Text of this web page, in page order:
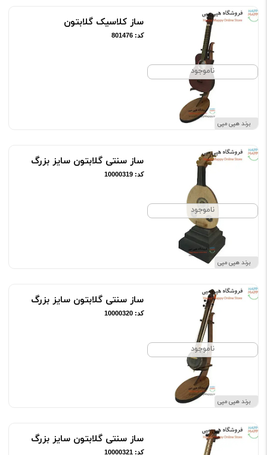
ناموجود
برند هپی مپی
ساز کلاسیک گلابتون
کد: 801476
ناموجود
برند هپی مپی
ساز سنتی گلابتون سایز بزرگ
کد: 10000319
ناموجود
برند هپی مپی
ساز سنتی گلابتون سایز بزرگ
کد: 10000320
ساز سنتی گلابتون سایز بزرگ
کد: 10000321